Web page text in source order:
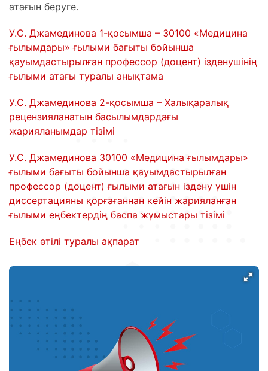
атағын беруге.
У.С. Джамединова 1-қосымша – 30100 «Медицина
ғылымдары» ғылыми бағыты бойынша
қауымдастырылған профессор (доцент) ізденушінің
ғылыми атағы туралы анықтама
У.С. Джамединова 2-қосымша – Халықаралық
рецензияланатын басылымдардағы
жарияланымдар тізімі
У.С. Джамединова 30100 «Медицина ғылымдары»
ғылыми бағыты бойынша қауымдастырылған
профессор (доцент) ғылыми атағын іздену үшін
диссертацияны қорғағаннан кейін жарияланған
ғылыми еңбектердің баспа жұмыстары тізімі
Еңбек өтілі туралы ақпарат